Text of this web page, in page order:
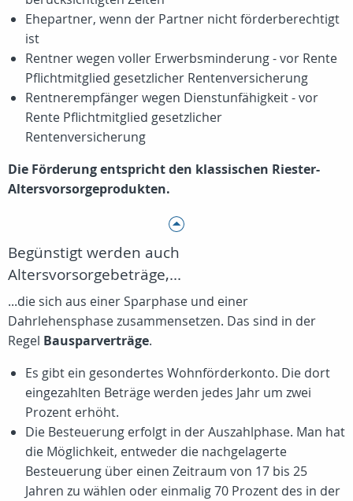
Ehepartner, wenn der Partner nicht förderberechtigt
ist
Rentner wegen voller Erwerbsminderung - vor Rente
Pflichtmitglied gesetzlicher Rentenversicherung
Rentnerempfänger wegen Dienstunfähigkeit - vor
Rente Pflichtmitglied gesetzlicher
Rentenversicherung
Die Förderung entspricht den klassischen Riester-
Altersvorsorgeprodukten.
Begünstigt werden auch
Altersvorsorgebeträge,...
...die sich aus einer Sparphase und einer
Dahrlehensphase zusammensetzen. Das sind in der
Regel Bausparverträge.
Es gibt ein gesondertes Wohnförderkonto. Die dort
eingezahlten Beträge werden jedes Jahr um zwei
Prozent erhöht.
Die Besteuerung erfolgt in der Auszahlphase. Man hat
die Möglichkeit, entweder die nachgelagerte
Besteuerung über einen Zeitraum von 17 bis 25
Jahren zu wählen oder einmalig 70 Prozent des in der